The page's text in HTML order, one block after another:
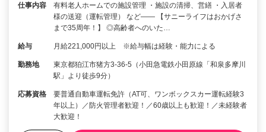
仕事内容
有料老人ホームでの施設管理 ・施設の清掃、営繕 ・入居者
様の送迎（運転管理） など―― 【サニーライフはおかげさ
まで35周年！】 ◎高齢者へのいた…
給与 月給221,000円以上 ※給与幅は経験・能力による
勤務地
東京都狛江市猪方3-36-5（小田急電鉄小田原線「和泉多摩川
駅」より徒歩9分）
応募資格
要普通自動車運転免許（AT可、ワンボックスカー運転経験3
年以上）／防火管理者歓迎！／60歳以上も歓迎！／未経験者
大歓迎！